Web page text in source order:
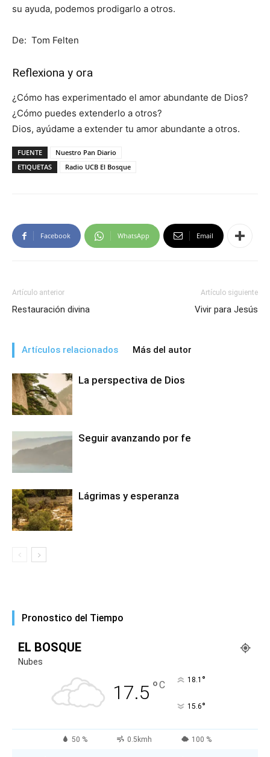
su ayuda, podemos prodigarlo a otros.
De: Tom Felten
Reflexiona y ora
¿Cómo has experimentado el amor abundante de Dios?
¿Cómo puedes extenderlo a otros?
Dios, ayúdame a extender tu amor abundante a otros.
FUENTE
Nuestro Pan Diario
ETIQUETAS
Radio UCB El Bosque
Facebook WhatsApp Email
Artículo anterior
Restauración divina
Artículo siguiente
Vivir para Jesús
Artículos relacionados Más del autor
La perspectiva de Dios
Seguir avanzando por fe
Lágrimas y esperanza
Pronostico del Tiempo
EL BOSQUE
Nubes
17.5 °C 18.1 °
15.6°
50 % 0.5kmh 100 %